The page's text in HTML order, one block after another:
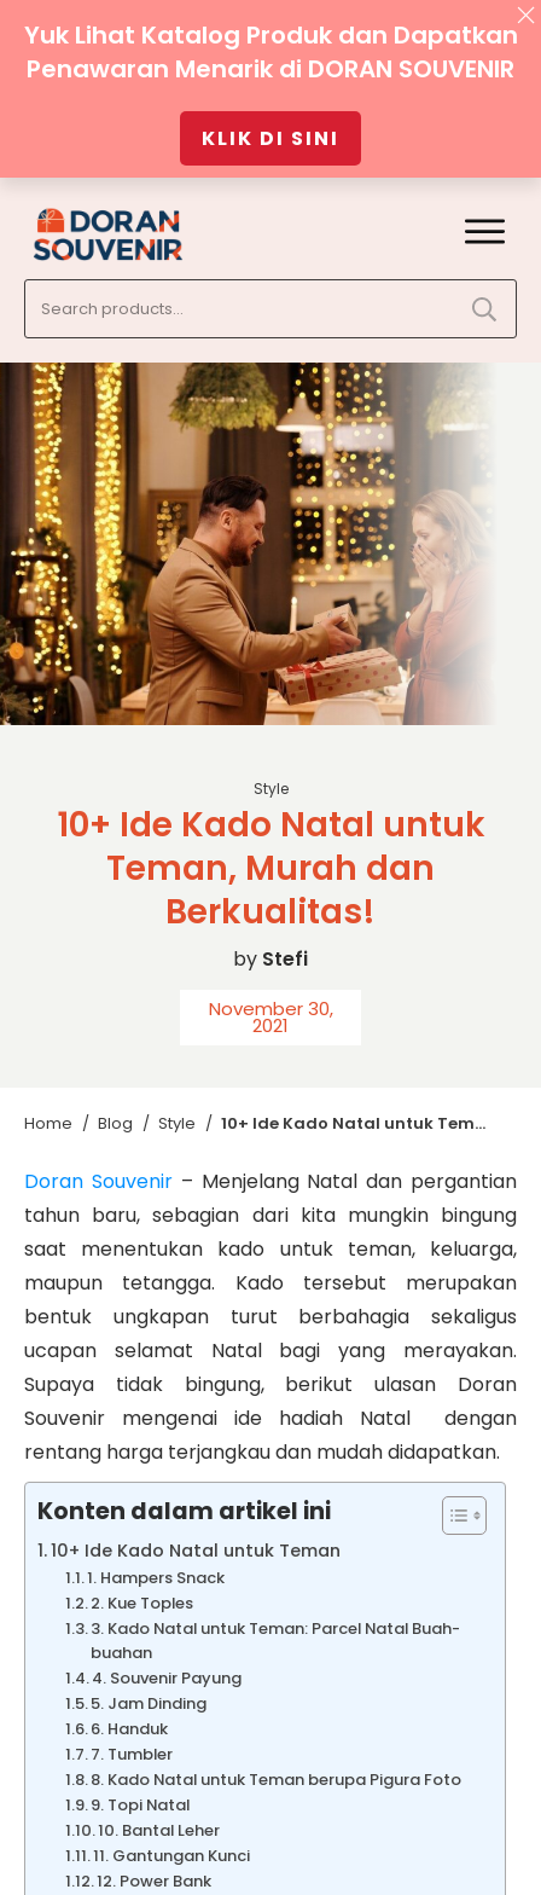
for:
Style
10+ Ide Kado Natal untuk
Teman, Murah dan
Berkualitas!
by Stefi
November 30,
2021
Home / Blog / Style / 10+ Ide Kado Natal untuk Teman, Murah dan Berkualitas!
Doran Souvenir– Menjelang Natal dan pergantian
tahun baru, sebagian dari kita mungkin bingung
saat menentukan kado untuk teman, keluarga,
maupun tetangga. Kado tersebut merupakan
bentuk ungkapan turut berbahagia sekaligus
ucapan selamat Natal bagi yang merayakan.
Supaya tidak bingung, berikut ulasan Doran
Souvenir mengenai ide hadiah Natal dengan
rentang harga terjangkau dan mudah didapatkan.
Konten dalam artikel ini
10+ Ide Kado Natal untuk Teman
1. Hampers Snack
2. Kue Toples
3. Kado Natal untuk Teman: Parcel Natal Buah-
buahan
4. Souvenir Payung
5. Jam Dinding
6. Handuk
7. Tumbler
8. Kado Natal untuk Teman berupa Pigura Foto
9. Topi Natal
10. Bantal Leher
11. Gantungan Kunci
12. Power Bank
Yuk Lihat Katalog Produk dan Dapatkan
Penawaran Menarik di DORAN SOUVENIR
KLIK DI SINI